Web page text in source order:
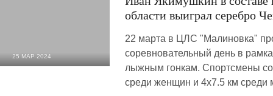
25 МАР 2024
области выиграл серебро
22 марта в ЦЛС "Малиновка"
соревновательный день в
лыжным гонкам. Спортсмены
среди женщин и 4х7.5 км среди